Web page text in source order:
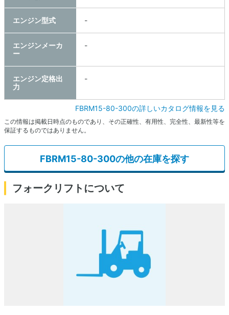
エンジン型式 -
エンジンメーカ
ー
-
エンジン定格出
力
-
FBRM15-80-300の詳しいカタログ情報を見る
この情報は掲載日時点のものであり、その正確性、有用性、完全性、最新性等を
保証するものではありません。
FBRM15-80-300の他の在庫を探す
フォークリフトについて